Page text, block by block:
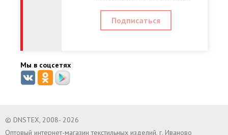
Мы в соцсетях
© DNSTEX, 2008- 2026
Оптовый интернет-магазин текстильных изделий, г. Иваново